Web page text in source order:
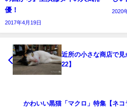
優！
2017年4月19日
2020
近所の小さな商店で見
22】
かわいい黒猫「マクロ」特集【ネコ